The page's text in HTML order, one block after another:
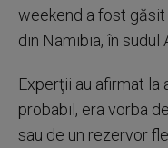
weekend a fost
din Namibia, în sudul
Experţii au afirmat la
probabil, era vorba
sau de un rezervor